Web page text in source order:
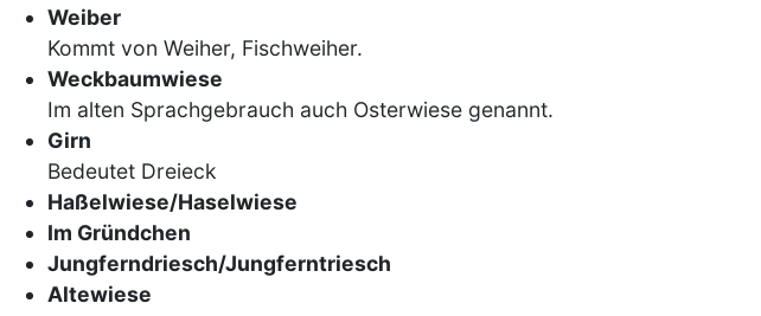
Weiber
Kommt von Weiher, Fischweiher.
Weckbaumwiese
Im alten Sprachgebrauch auch Osterwiese genannt.
Girn
Bedeutet Dreieck
Haßelwiese/Haselwiese
Im Gründchen
Jungferndriesch/Jungferntriesch
Altewiese